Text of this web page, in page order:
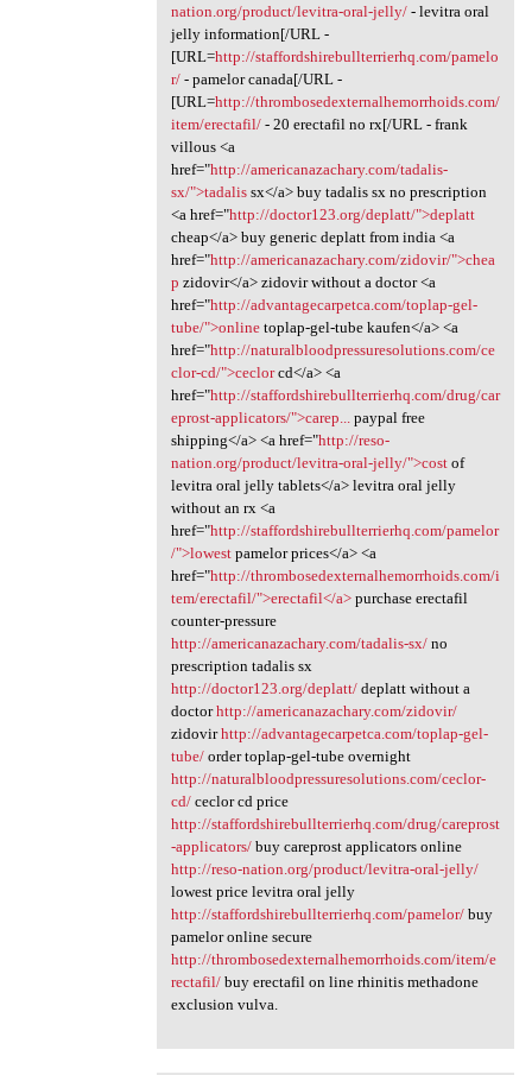
nation.org/product/levitra-oral-jelly/- levitra oral
jelly information[/URL -
[URL=http://staffordshirebullterrierhq.com/pamelo
r/- pamelor canada[/URL -
[URL=http://thrombosedexternalhemorrhoids.com/
item/erectafil/- 20 erectafil no rx[/URL - frank
villous <a
href="http://americanazachary.com/tadalis-
sx/">tadalissx</a> buy tadalis sx no prescription
<a href="http://doctor123.org/deplatt/">deplatt
cheap</a> buy generic deplatt from india <a
href="http://americanazachary.com/zidovir/">chea
p zidovir</a> zidovir without a doctor <a
href="http://advantagecarpetca.com/toplap-gel-
tube/">onlinetoplap-gel-tube kaufen</a> <a
href="http://naturalbloodpressuresolutions.com/ce
clor-cd/">ceclorcd</a> <a
href="http://staffordshirebullterrierhq.com/drug/car
eprost-applicators/">carep...paypal free
shipping</a> <a href="http://reso-
nation.org/product/levitra-oral-jelly/">costof
levitra oral jelly tablets</a> levitra oral jelly
without an rx <a
href="http://staffordshirebullterrierhq.com/pamelor
/">lowestpamelor prices</a> <a
href="http://thrombosedexternalhemorrhoids.com/i
tem/erectafil/">erectafil</a>purchase erectafil
counter-pressure
http://americanazachary.com/tadalis-sx/no
prescription tadalis sx
http://doctor123.org/deplatt/deplatt without a
doctorhttp://americanazachary.com/zidovir/
zidovirhttp://advantagecarpetca.com/toplap-gel-
tube/order toplap-gel-tube overnight
http://naturalbloodpressuresolutions.com/ceclor-
cd/ceclor cd price
http://staffordshirebullterrierhq.com/drug/careprost
-applicators/buy careprost applicators online
http://reso-nation.org/product/levitra-oral-jelly/
lowest price levitra oral jelly
http://staffordshirebullterrierhq.com/pamelor/buy
pamelor online secure
http://thrombosedexternalhemorrhoids.com/item/e
rectafil/buy erectafil on line rhinitis methadone
exclusion vulva.